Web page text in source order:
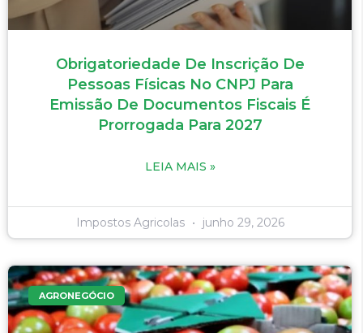
Obrigatoriedade De Inscrição De
Pessoas Físicas No CNPJ Para
Emissão De Documentos Fiscais É
Prorrogada Para 2027
LEIA MAIS »
Impostos Agricolas junho 29, 2026
AGRONEGÓCIO